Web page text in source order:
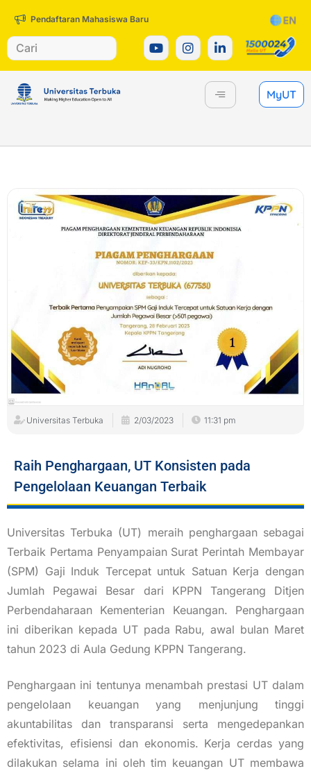
Pendaftaran Mahasiswa Baru
MyUT
Universitas Terbuka 2/03/2023 11:31 pm
Raih Penghargaan, UT Konsisten pada
Pengelolaan Keuangan Terbaik
Universitas Terbuka (UT) meraih penghargaan sebagai
Terbaik Pertama Penyampaian Surat Perintah Membayar
(SPM) Gaji Induk Tercepat untuk Satuan Kerja dengan
Jumlah Pegawai Besar dari KPPN Tangerang Ditjen
Perbendaharaan Kementerian Keuangan. Penghargaan
ini diberikan kepada UT pada Rabu, awal bulan Maret
tahun 2023 di Aula Gedung KPPN Tangerang.
Penghargaan ini tentunya menambah prestasi UT dalam
pengelolaan keuangan yang menjunjung tinggi
akuntabilitas dan transparansi serta mengedepankan
efektivitas, efisiensi dan ekonomis. Kerja cerdas yang
dilakukan selama ini oleh tim keuangan UT membawa